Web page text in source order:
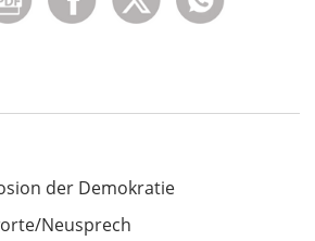
der Demokratie
Neusprech